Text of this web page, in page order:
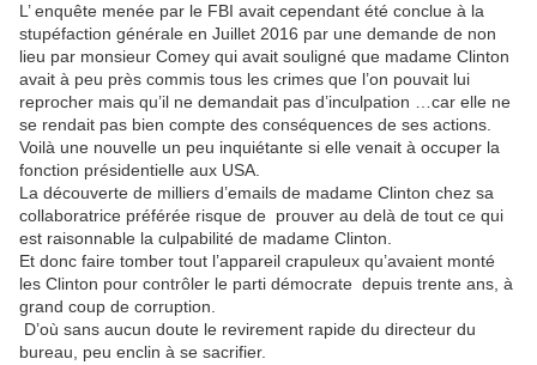
L’ enquête menée par le FBI avait cependant été conclue à la
stupéfaction générale en Juillet 2016 par une demande de non
lieu par monsieur Comey qui avait souligné que madame Clinton
avait à peu près commis tous les crimes que l’on pouvait lui
reprocher mais qu’il ne demandait pas d’inculpation …car elle ne
se rendait pas bien compte des conséquences de ses actions.
Voilà une nouvelle un peu inquiétante si elle venait à occuper la
fonction présidentielle aux USA.
La découverte de milliers d’emails de madame Clinton chez sa
collaboratrice préférée risque de prouver au delà de tout ce qui
est raisonnable la culpabilité de madame Clinton.
Et donc faire tomber tout l’appareil crapuleux qu’avaient monté
les Clinton pour contrôler le parti démocrate depuis trente ans, à
grand coup de corruption.
D’où sans aucun doute le revirement rapide du directeur du
bureau, peu enclin à se sacrifier.